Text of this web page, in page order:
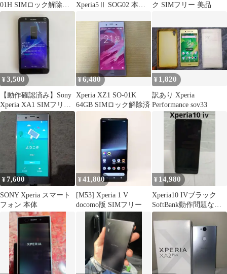
01H SIMロック解除済
み 極美品
Xperia5Ⅱ SOG02 本体
ク SIMフリー 美品
¥3,500
【動作確認済み】Sony
Xperia XA1 SIMフリー
箱付きSIMフリー
¥6,480
Xperia XZ1 SO-01K
64GB SIMロック解除済
¥ 1,820
訳あり Xperia
Performance sov33
¥7,600
SONY Xperia スマート
フォン 本体
¥41,800
[M53] Xperia 1 V
docomo版 SIMフリー
¥ 14,980
Xperia10 IVブラック
SoftBank動作問題なし
A202SO